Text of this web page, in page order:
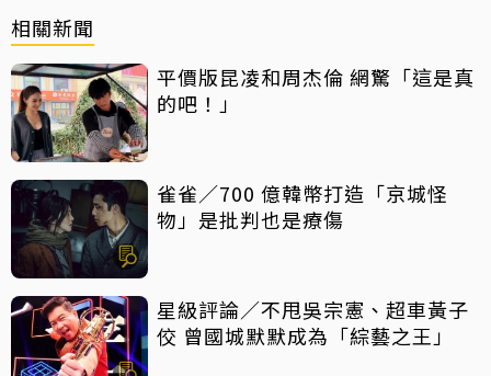
相關新聞
平價版昆凌和周杰倫 網驚「這是真
的吧！」
雀雀／700 億韓幣打造「京城怪
物」是批判也是療傷
星級評論／不甩吳宗憲、超車黃子
佼 曾國城默默成為「綜藝之王」